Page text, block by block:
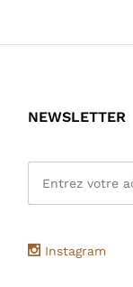
NEWSLETTER
Instagram